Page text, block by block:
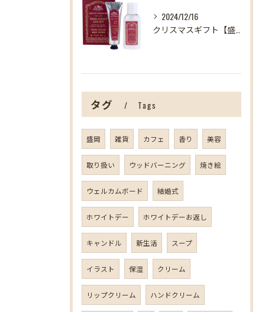
2024/12/16
タグ Tags
盛岡 雑貨 カフェ 香り 美容
取り扱い ウッドバーニング 焼き絵
ウェルカムボード 結婚式
ホワイトデー ホワイトデーお返し
キャンドル 新生活 スープ
イラスト 保湿 クリーム
リップクリーム ハンドクリーム